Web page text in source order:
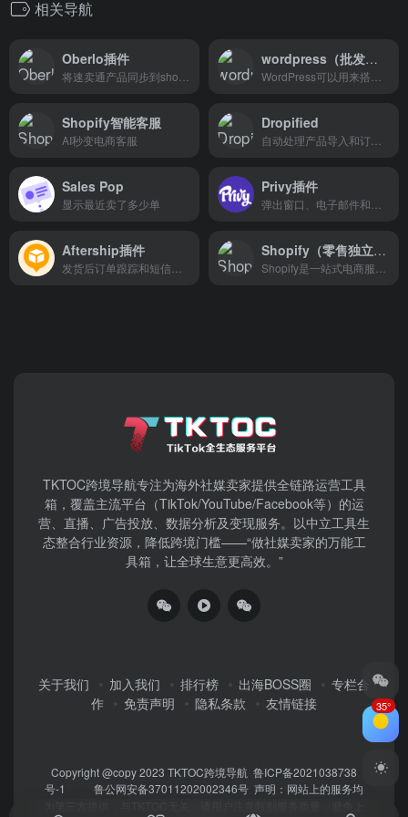
相关导航
Oberlo插件 wordpress（批发独立站）
Shopify智能客服
AI秒变电商客服
Dropified
Sales Pop
显示最近卖了多少单
Privy插件
Aftership插件 Shopify（零售独立站）
TKTOC跨境导航​专注为海外社媒卖家提供全链路运营工具
箱，覆盖主流平台（TikTok/YouTube/Facebook等）​的运
营、直播、广告投放、数据分析及变现服务。以中立工具生
态整合行业资源，降低跨境门槛——“做社媒卖家的万能工
具箱，让全球生意更高效。”
关于我们 加入我们 排行榜 出海BOSS圈
专栏合
作
免责声明 隐私条款 友情链接
Copyright @copy 2023 TKTOC跨境导航 鲁ICP备2021038738
号-1
鲁公网安备37011202002346号 声明：网站上的服务均
35°